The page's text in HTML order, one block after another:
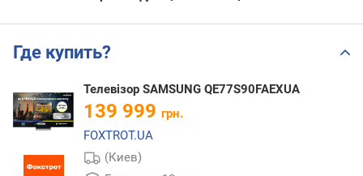
Где купить?
Телевізор SAMSUNG QE77S90FAEXUA
139 999 грн.
FOXTROT.UA
(Киев)